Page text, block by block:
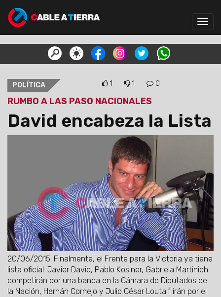
POLÍTICA 1 1 0
RUMBO A LAS PASO NACIONALES
David encabeza la Lista
20/06/2015. Finalmente, el Frente para la Victoria ya tiene
lista oficial: Javier David, Pablo Kosiner, Gabriela Martinich
competirán por una banca en la Cámara de Diputados de
la Nación, Hernán Cornejo y Julio César Loutaif irán por el